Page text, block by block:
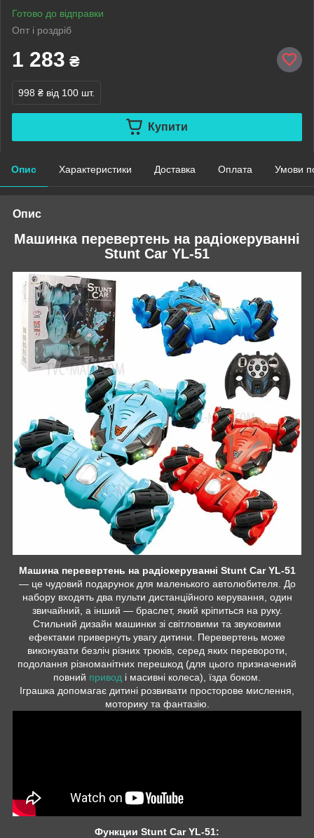
Готово до відправки
Опт і роздріб
1 283 ₴
998 ₴ від 100 шт.
Купити
Опис Характеристики Доставка Оплата Умови
Опис
Машинка перевертень на радіокеруванні
Stunt Car YL-51
Машина перевертень на радіокеруванні Stunt Car YL-51
— це чудовий подарунок для маленького автолюбителя. До
набору входять два пульти дистанційного керування, один
звичайний, а інший — браслет, який кріпиться на руку.
Стильний дизайн машинки зі світловими та звуковими
ефектами привернуть увагу дитини. Перевертень може
виконувати безліч різних трюків, серед яких перевороти,
подолання різноманітних перешкод (для цього призначений
повний привод і масивні колеса), їзда боком.
Іграшка допомагає дитині розвивати просторове мислення,
моторику та фантазію.
Функции Stunt Car YL-51: